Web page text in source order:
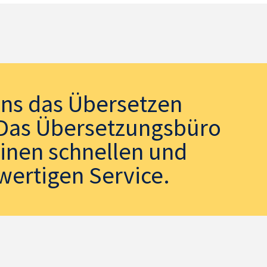
das Übersetzen
Übersetzungsbüro
schnellen und
Service.